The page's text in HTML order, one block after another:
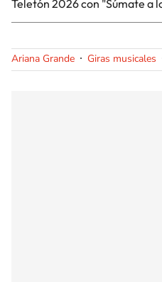
Teletón 2026 con "Súmate a
Ariana Grande Giras musicales